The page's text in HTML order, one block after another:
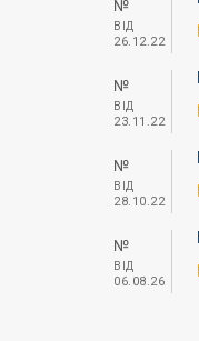
№
ВІД
26.12.22
№
ВІД
23.11.22
№
ВІД
28.10.22
№
ВІД
06.08.26